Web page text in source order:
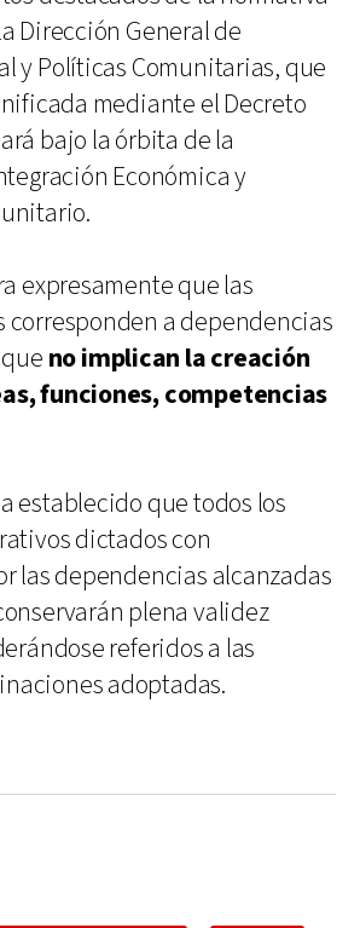
Dirección General de
y Políticas Comunitarias, que
mediante el Decreto
bajo la órbita de la
Económica y
expresamente que las
a dependencias
no implican la creación
funciones, competencias
establecido que todos los
dictados con
las dependencias alcanzadas
plena validez
referidos a las
adoptadas.